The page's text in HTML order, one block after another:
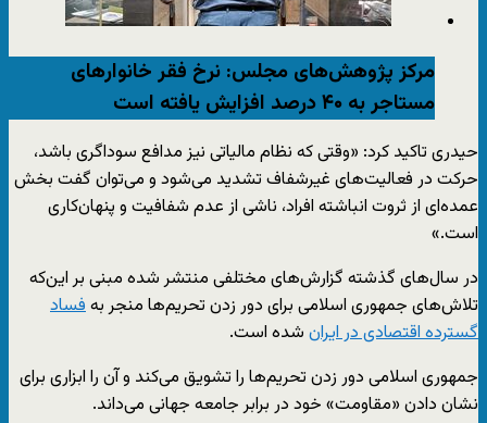
مرکز پژوهش‌های مجلس: نرخ فقر خانوارهای
مستاجر به ۴۰ درصد افزایش یافته است
حیدری تاکید کرد: «وقتی که نظام مالیاتی نیز مدافع سوداگری باشد،
حرکت در فعالیت‌های غیرشفاف تشدید می‌شود و می‌توان گفت بخش
عمده‌ای از ثروت انباشته افراد، ناشی از عدم شفافیت و پنهان‌کاری
است.»
در سال‌های گذشته گزارش‌های مختلفی منتشر شده مبنی بر این‌که
تلاش‌های جمهوری اسلامی برای دور زدن تحریم‌ها منجر بهفساد
گسترده اقتصادی در ایران شده است.
جمهوری اسلامی دور زدن تحریم‌ها را تشویق می‌کند و آن را ابزاری برای
نشان دادن «مقاومت» خود در برابر جامعه جهانی می‌داند.